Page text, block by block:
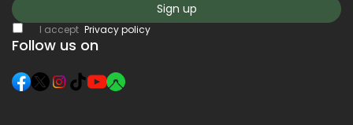
Sign up
I accept Privacy policy
Follow us on